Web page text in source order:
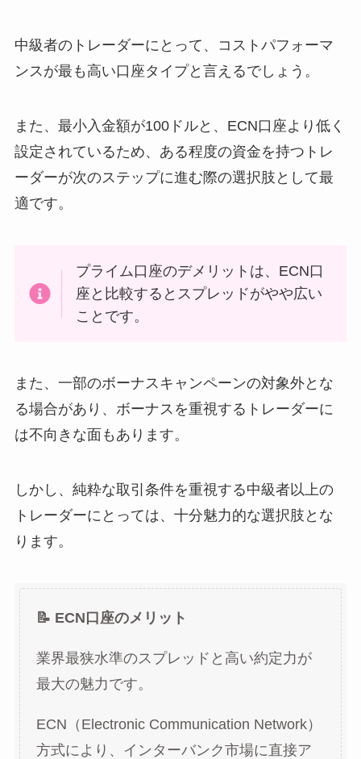
中級者のトレーダーにとって、コストパフォーマ
ンスが最も高い口座タイプと言えるでしょう。
また、最小入金額が100ドルと、ECN口座より低く
設定されているため、ある程度の資金を持つトレ
ーダーが次のステップに進む際の選択肢として最
適です。
プライム口座のデメリットは、ECN口
座と比較するとスプレッドがやや広い
ことです。
また、一部のボーナスキャンペーンの対象外とな
る場合があり、ボーナスを重視するトレーダーに
は不向きな面もあります。
しかし、純粋な取引条件を重視する中級者以上の
トレーダーにとっては、十分魅力的な選択肢とな
ります。
📝 ECN口座のメリット
業界最狭水準のスプレッドと高い約定力が
最大の魅力です。
ECN（Electronic Communication Network）
方式により、インターバンク市場に直接ア